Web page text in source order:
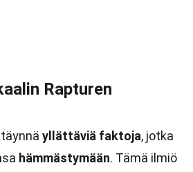
Rapturen
yllättäviä faktoja, jotka
hämmästymään. Tämä ilmiö